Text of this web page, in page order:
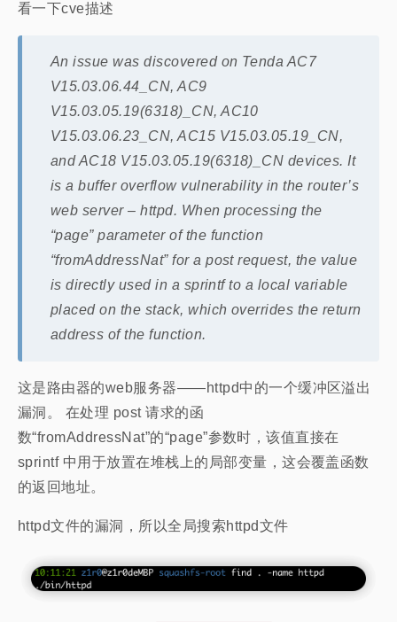
看一下cve描述
An issue was discovered on Tenda AC7
V15.03.06.44_CN, AC9
V15.03.05.19(6318)_CN, AC10
V15.03.06.23_CN, AC15 V15.03.05.19_CN,
and AC18 V15.03.05.19(6318)_CN devices. It
is a buffer overflow vulnerability in the router’s
web server – httpd. When processing the
“page” parameter of the function
“fromAddressNat” for a post request, the value
is directly used in a sprintf to a local variable
placed on the stack, which overrides the return
address of the function.
这是路由器的web服务器——httpd中的一个缓冲区溢出
漏洞。 在处理 post 请求的函
数“fromAddressNat”的“page”参数时，该值直接在
sprintf 中用于放置在堆栈上的局部变量，这会覆盖函数
的返回地址。
httpd文件的漏洞，所以全局搜索httpd文件